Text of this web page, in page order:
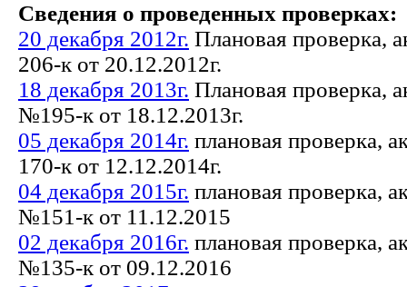
Сведения о проведенных проверках:
20 декабря 2012г. Плановая проверка,
206-к от 20.12.2012г.
18 декабря 2013г. Плановая проверка,
№195-к от 18.12.2013г.
05 декабря 2014г. плановая проверка,
170-к от 12.12.2014г.
04 декабря 2015г. плановая проверка,
№151-к от 11.12.2015
02 декабря 2016г. плановая проверка,
№135-к от 09.12.2016